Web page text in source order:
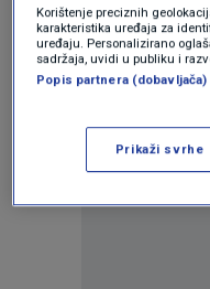
Korištenje preciznih
karakteristika uređaja za
uređaju. Personalizirano
sadržaja, uvidi u publiku i
Popis partnera (dobavljača)
Prikaži svrhe